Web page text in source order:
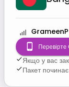
Перевірте
Якщо у вас
Пакет